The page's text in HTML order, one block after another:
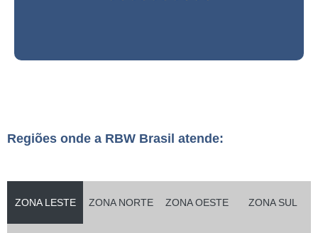
Regiões onde a RBW Brasil atende:
ZONA LESTE ZONA NORTE ZONA OESTE ZONA SUL